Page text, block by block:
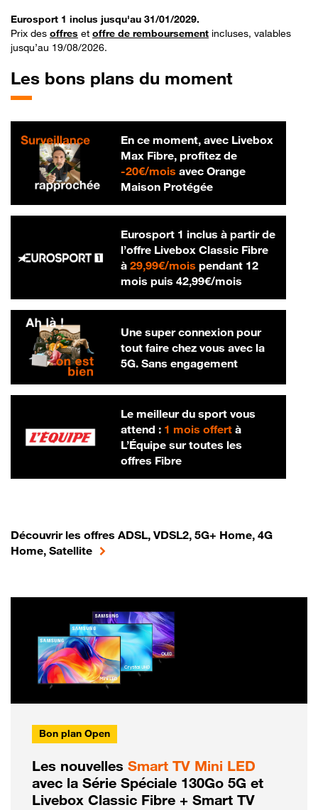
Eurosport 1 inclus jusqu'au 31/01/2029.
Prix des offres et offre de remboursement incluses, valables
jusqu’au 19/08/2026.
Les bons plans du moment
En ce moment, avec Livebox
Max Fibre, profitez de
-20€/mois20 € par mois
avec Orange
Maison Protégée
Eurosport 1 inclus à partir de
l’offre Livebox Classic Fibre
à 29,99€/mois29,99 € par mois
pendant 12
mois puis 42,99€/mois42,99 € par
Une super connexion pour
tout faire chez vous avec la
5G. Sans engagement
Le meilleur du sport vous
attend : 1 mois offertà
L’Équipe sur toutes les
offres Fibre
Découvrir les offres ADSL, VDSL2, 5G+ Home, 4G
Home, Satellite
Bon plan Open
Les nouvelles Smart TV Mini LED
avec la Série Spéciale 130Go 5G et
Livebox Classic Fibre + Smart TV